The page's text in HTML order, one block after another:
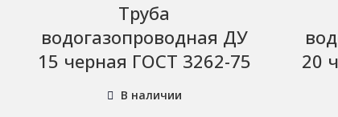
Труба
водогазопроводная ДУ
15 черная ГОСТ 3262-75
В наличии
20